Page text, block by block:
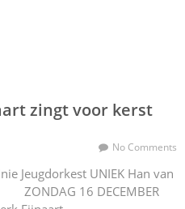
zingt voor kerst
No Comments
Jeugdorkest UNIEK Han van
16 DECEMBER